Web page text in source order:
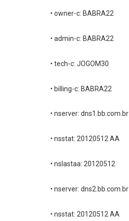
• owner-c: BABRA22
• admin-c: BABRA22
• tech-c: JOGOM30
• billing-c: BABRA22
• nserver: dns1.bb.com.br
• nsstat: 20120512 AA
• nslastaa: 20120512
• nserver: dns2.bb.com.br
• nsstat: 20120512 AA